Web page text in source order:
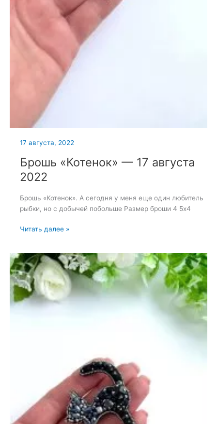
17 августа, 2022
Брошь «Котенок» — 17 августа
2022
Брошь «Котенок». А сегодня у меня еще один любитель
рыбки, но с добычей побольше Размер броши 4 5х4
Брошь
17
августа
2022
Читать далее »